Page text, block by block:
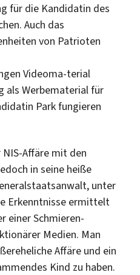
für die Kandidatin des
Auch das
von Patrioten
Videoma-terial
als Werbematerial für
Park fungieren
Affäre mit den
in seine heiße
unter
Erkenntnisse ermittelt
einer Schmieren-
Medien. Man
Affäre und ein
Kind zu haben.